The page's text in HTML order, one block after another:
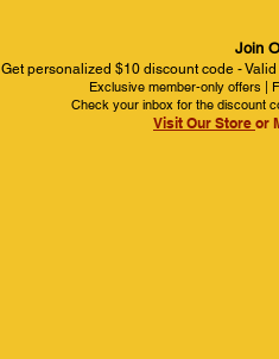
Join
Get personalized $10 discount code -
Exclusive member-only offers |
Check your inbox for the discount
Visit Our Store or